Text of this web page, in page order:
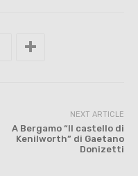
NEXT ARTICLE
A Bergamo “Il castello di
Kenilworth” di Gaetano
Donizetti